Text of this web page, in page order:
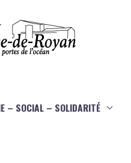
– SOCIAL – SOLIDARITÉ